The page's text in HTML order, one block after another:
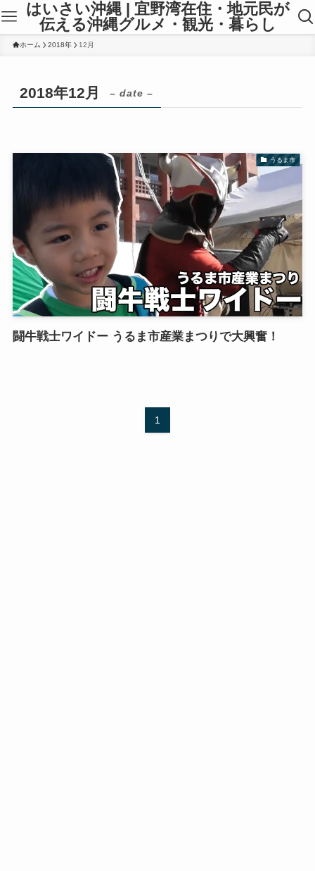
はいさい沖縄 | 宜野湾在住・地元民が
伝える沖縄グルメ・観光・暮らし
ホーム 2018年 12月
2018年12月 – date –
うるま市
闘牛戦士ワイドー うるま市産業まつりで大興奮！
1